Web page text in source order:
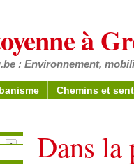
à
: Environnement,
Chemins et
Dans la